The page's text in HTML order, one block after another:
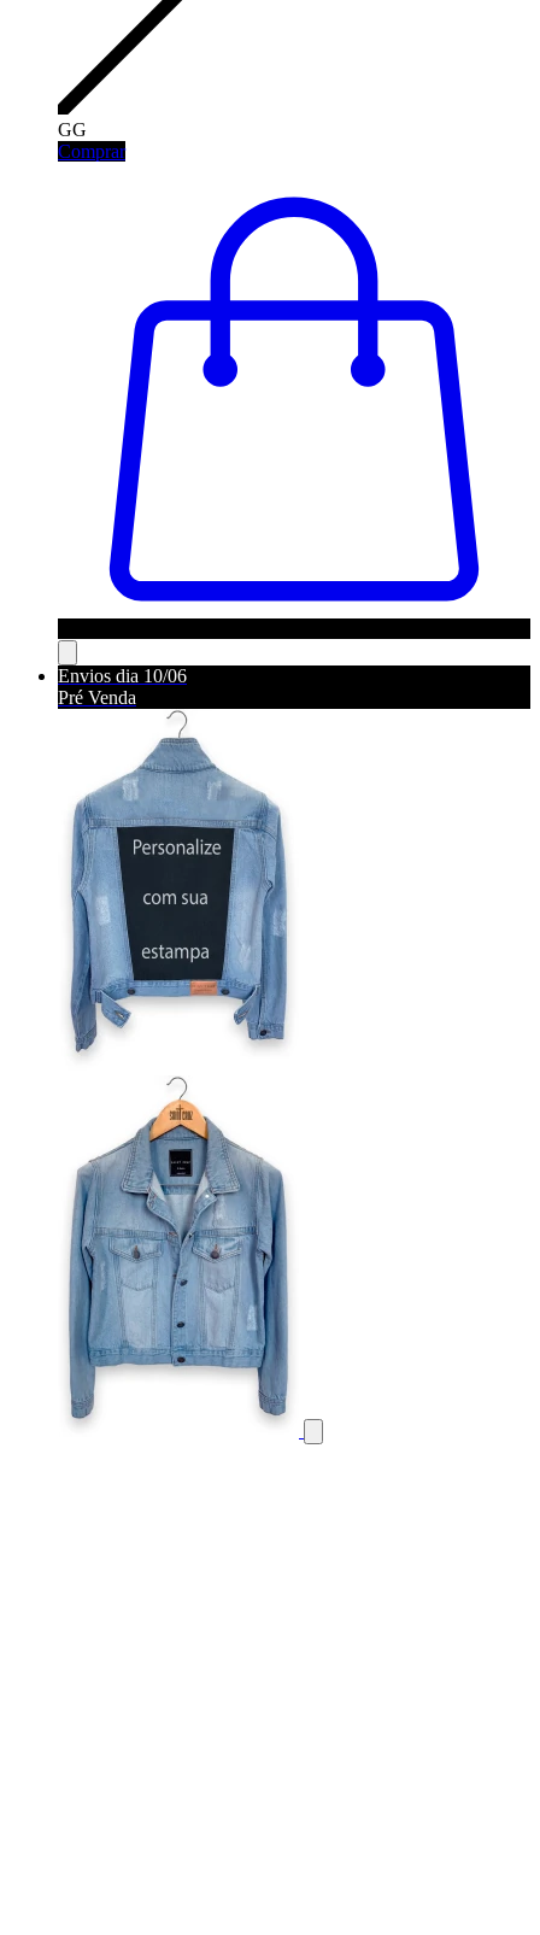
GG
Comprar